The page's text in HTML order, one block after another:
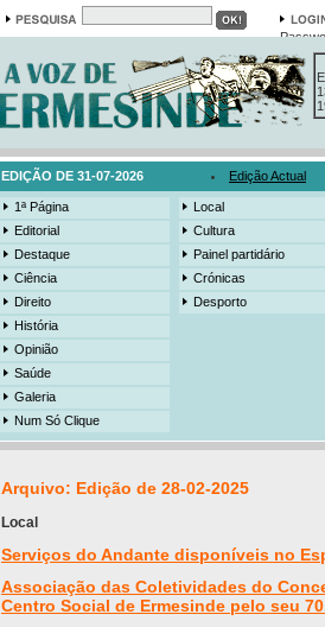
EDIÇÃO DE 31-07-2026 Edição Actual
1ª Página
Editorial
Destaque
Ciência
Direito
História
Opinião
Saúde
Galeria
Num Só Clique
Local
Cultura
Painel partidário
Crónicas
Desporto
Arquivo: Edição de 28-02-2025
Local
Serviços do Andante disponíveis no
Associação das Coletividades do
Centro Social de Ermesinde pelo seu